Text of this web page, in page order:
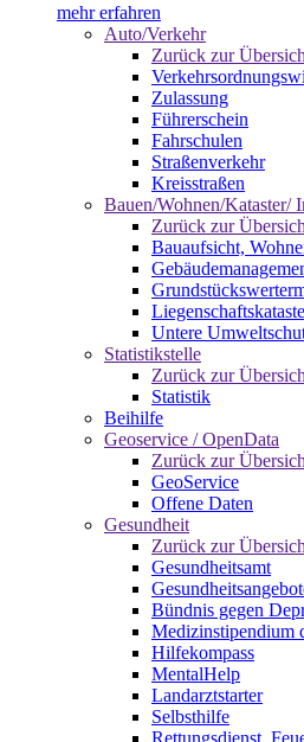
mehr erfahren
Auto/Verkehr
Zurück zur
Zulassung
Führerschein
Fahrschulen
Straßenverkehr
Kreisstraßen
Bauen/Wohnen/Kataster/
Zurück zur
Bauaufsicht,
Untere
Statistikstelle
Zurück zur
Statistik
Beihilfe
Geoservice / OpenData
Zurück zur
GeoService
Offene Daten
Gesundheit
Zurück zur
Gesundheitsamt
Bündnis gegen
Medizinstipendium
Hilfekompass
MentalHelp
Landarztstarter
Selbsthilfe
Rettungsdienst,